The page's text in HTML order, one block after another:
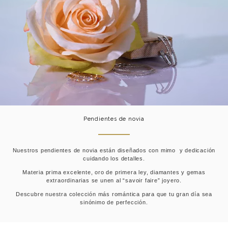
Pendientes de novia
Nuestros pendientes de novia están diseñados con mimo y dedicación
cuidando los detalles.
Materia prima excelente, oro de primera ley, diamantes y gemas
extraordinarias se unen al “savoir faire” joyero.
Descubre nuestra colección más romántica para que tu gran día sea
sinónimo de perfección.